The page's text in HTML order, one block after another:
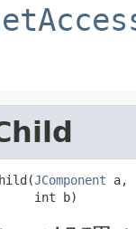
JComponent a,
int b)